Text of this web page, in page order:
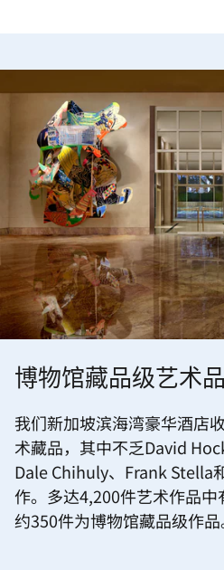
博物馆藏品级艺术品
我们新加坡滨海湾豪华酒店
术藏品，其中不乏David
Dale Chihuly、Frank Stella
作。多达4,200件艺术作品中
约350件为博物馆藏品级作品